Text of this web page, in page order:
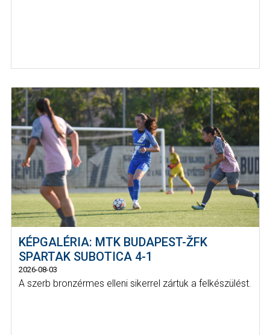
KÉPGALÉRIA: MTK BUDAPEST-ŽFK
SPARTAK SUBOTICA 4-1
2026-08-03
A szerb bronzérmes elleni sikerrel zártuk a felkészülést.